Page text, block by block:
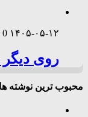
۱۴۰۵-۰۵-۱۲ 0
روی
محبوب ترین نوشته ها